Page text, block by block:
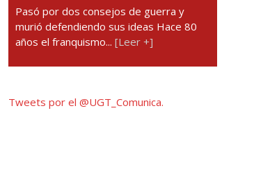
Pasó por dos consejos de guerra y
murió defendiendo sus ideas Hace 80
años el franquismo...[Leer +]
Tweets por el @UGT_Comunica.